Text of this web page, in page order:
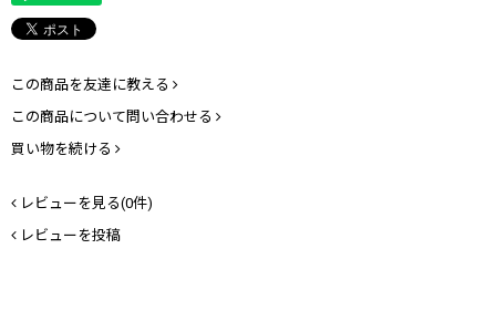
この商品を友達に教える
この商品について問い合わせる
買い物を続ける
レビューを見る(0件)
レビューを投稿